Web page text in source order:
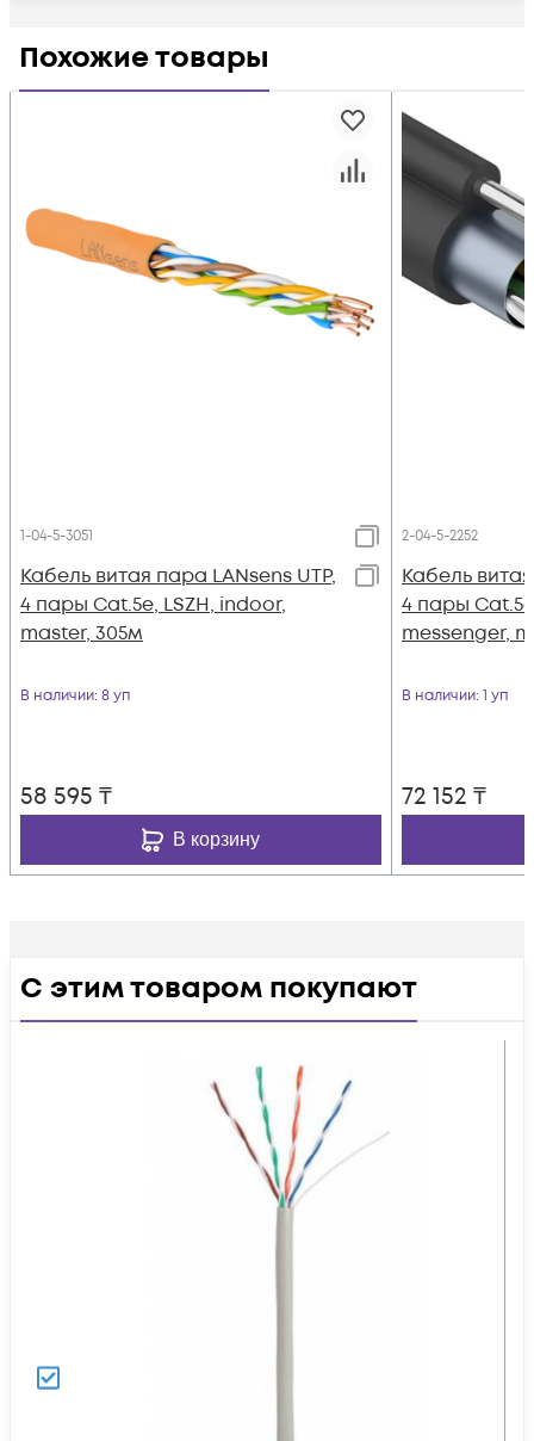
Похожие товары
1-04-5-3051
Кабель витая пара LANsens UTP,
4 пары Cat.5e, LSZH, indoor,
master, 305м
В наличии: 8 уп
58 595 ₸
В корзину
2-04-5-2252
Кабель
4 пары
messenger,
В наличии: 1 уп
72 152 ₸
С этим товаром покупают